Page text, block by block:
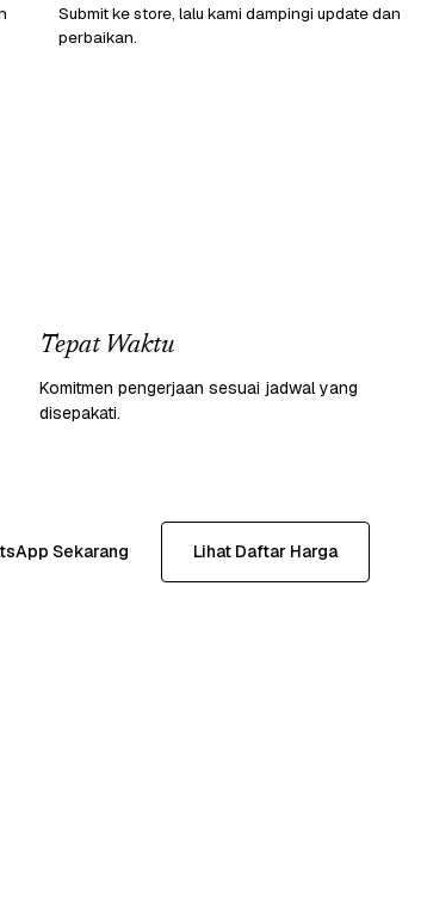
Submit ke store, lalu kami dampingi update dan
perbaikan.
Tepat Waktu
Komitmen pengerjaan sesuai jadwal yang
disepakati.
Sekarang Lihat Daftar Harga